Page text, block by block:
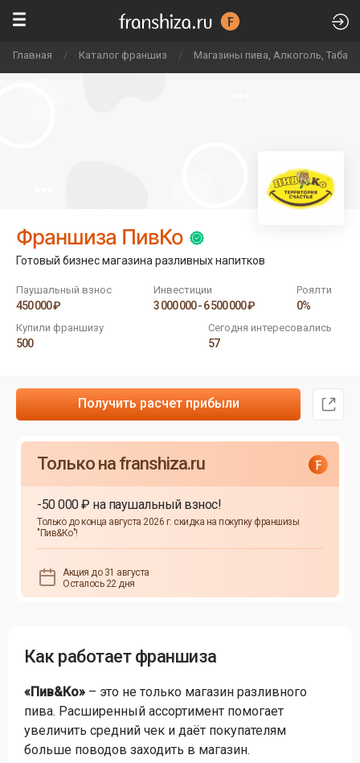
Главная / Каталог франшиз / Магазины пива, Алкоголь, Табак
Франшиза ПивКо
Готовый бизнес магазина разливных напитков
Паушальный взнос
450 000 ₽
Инвестиции
3 000 000 - 6 500 000 ₽
Роялти
0%
Купили франшизу
500
Сегодня интересовались
57
Получить расчет прибыли
Только на franshiza.ru
-50 000 ₽ на паушальный взнос!
Только до конца августа 2026 г. скидка на покупку франшизы
"Пив&Ко"!
Акция до 31 августа
Осталось 22 дня
Как работает франшиза
«Пив&Ко» – это не только магазин разливного
пива. Расширенный ассортимент помогает
увеличить средний чек и даёт покупателям
больше поводов заходить в магазин.